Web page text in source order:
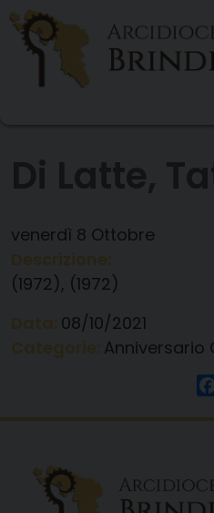
Skip
content
venerdì 8 Ottobre
(1972), (1972)
08/10/2021
Anniversario